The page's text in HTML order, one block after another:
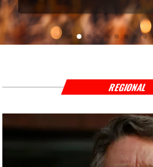
REGIONAL